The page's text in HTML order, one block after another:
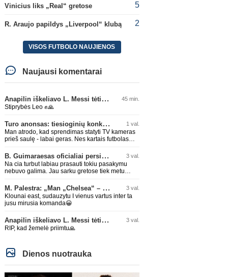
Vinicius liks „Real“ gretose 5
R. Araujo papildys „Liverpool“ klubą 2
VISOS FUTBOLO NAUJIENOS
Naujausi komentarai
Anapilin iškeliavo L. Messi tėtis Jorge 45 min.
Stiprybės Leo ✊🙏
Turo anonsas: tiesioginių konkurentų dvikova Gargžduose 1 val.
Man atrodo, kad sprendimas statyti TV kameras
prieš saulę - labai geras. Nes kartais futbolas
Žiūriu transliaciją iš DG stadiono, tai negaliu
atsidžiaugt tribūnos vaizdu - tuščia, kaip alaus
butelys, kurį ką tik išmaukiau. Linkėjimai Tadui
(slapyvardžiu „apie nieką“), kuris kiek girdėjau,
B. Guimaraesas oficialiai persikėlė į „Arsenal“ klubą 3 val.
Na cia turbut labiau prasauti tokiu pasakymu
nebuvo galima. Jau sarku gretose tiek metu
arsenale.
M. Palestra: „Man „Chelsea“ – vienas didžiausių klubų futbole“ 3 val.
Klounai east, sudauzytu I vienus vartus inter ta
jusu mirusia komanda😀
Anapilin iškeliavo L. Messi tėtis Jorge 3 val.
RIP, kad žemelė priimtu🙏
Dienos nuotrauka